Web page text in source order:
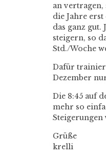
an vertragen,
die Jahre
das ganz gut.
steigern, so
Std./Woche
Dafür
Dezember
Die 8:45 auf
mehr so
Grüße
krelli